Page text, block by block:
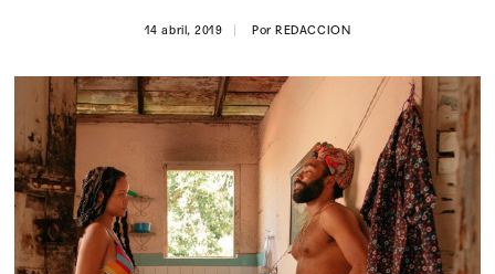
14 abril, 2019 PorREDACCION